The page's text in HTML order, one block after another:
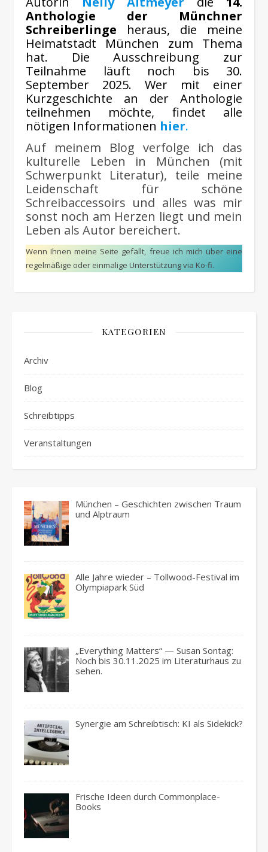
Anthologie der Münchner
Schreiberlinge heraus, die meine
Heimatstadt München zum Thema
hat. Die Ausschreibung zur
Teilnahme läuft noch bis 30.
September 2025. Wer mit einer
Kurzgeschichte an der Anthologie
teilnehmen möchte, findet alle
nötigen Informationen hier.
Auf meinem Blog verfolge ich das
kulturelle Leben in München (mit
Schwerpunkt Literatur), teile meine
Leidenschaft für schöne
Schreibaccessoirs und alles was mir
sonst noch am Herzen liegt und mein
Leben als Autor bereichert.
Wenn Ihnen meine Seite gefällt, freue ich mich über eine
regelmäßige oder einmalige Unterstützung via Ko-fi.
KATEGORIEN
Archiv
Blog
Schreibtipps
Veranstaltungen
München – Geschichten zwischen Traum
und Alptraum
Alle Jahre wieder – Tollwood-Festival im
Olympiapark Süd
„Everything Matters“ — Susan Sontag:
Noch bis 30.11.2025 im Literaturhaus zu
sehen.
Synergie am Schreibtisch: KI als Sidekick?
Frische Ideen durch Commonplace-
Books